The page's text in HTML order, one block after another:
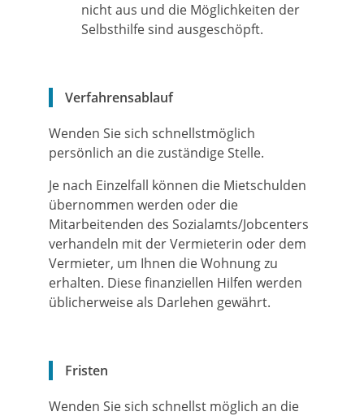
nicht aus und die Möglichkeiten der
Selbsthilfe sind ausgeschöpft.
Verfahrensablauf
Wenden Sie sich schnellstmöglich
persönlich an die zuständige Stelle.
Je nach Einzelfall können die Mietschulden
übernommen werden oder die
Mitarbeitenden des Sozialamts/Jobcenters
verhandeln mit der Vermieterin oder dem
Vermieter, um Ihnen die Wohnung zu
erhalten. Diesefinanziellen Hilfen werden
üblicherweiseals Darlehen gewährt.
Fristen
Wenden Sie sich schnellst möglich an die